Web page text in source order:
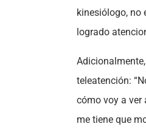
kinesiólogo, no
logrado
teleatención:
cómo voy a ver
me tiene que